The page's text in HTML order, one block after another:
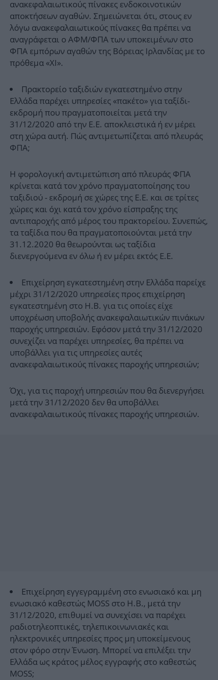
ανακεφαλαιωτικούς πίνακες ενδοκοινοτικών
αποκτήσεων αγαθών. Σημειώνεται ότι, στους εν
λόγω ανακεφαλαιωτικούς πίνακες θα πρέπει να
αναγράφεται ο ΑΦΜ/ΦΠΑ των υποκειμένων στο
ΦΠΑ εμπόρων αγαθών της Βόρειας Ιρλανδίας με το
πρόθεμα «XI».
Πρακτορείο ταξιδιών εγκατεστημένο στην
Ελλάδα παρέχει υπηρεσίες «πακέτο» για ταξίδι-
εκδρομή που πραγματοποιείται μετά την
31/12/2020 από την Ε.Ε. αποκλειστικά ή εν μέρει
στη χώρα αυτή. Πώς αντιμετωπίζεται από πλευράς
ΦΠΑ;
Η φορολογική αντιμετώπιση από πλευράς ΦΠΑ
κρίνεται κατά τον χρόνο πραγματοποίησης του
ταξιδιού - εκδρομή σε χώρες της Ε.Ε. και σε τρίτες
χώρες και όχι κατά τον χρόνο είσπραξης της
αντιπαροχής από μέρος του πρακτορείου. Συνεπώς,
τα ταξίδια που θα πραγματοποιούνται μετά την
31.12.2020 θα θεωρούνται ως ταξίδια
διενεργούμενα εν όλω ή εν μέρει εκτός Ε.Ε.
Επιχείρηση εγκατεστημένη στην Ελλάδα παρείχε
μέχρι 31/12/2020 υπηρεσίες προς επιχείρηση
εγκατεστημένη στο Η.Β. για τις οποίες είχε
υποχρέωση υποβολής ανακεφαλαιωτικών πινάκων
παροχής υπηρεσιών. Εφόσον μετά την 31/12/2020
συνεχίζει να παρέχει υπηρεσίες, θα πρέπει να
υποβάλλει για τις υπηρεσίες αυτές
ανακεφαλαιωτικούς πίνακες παροχής υπηρεσιών;
Όχι, για τις παροχή υπηρεσιών που θα διενεργήσει
μετά την 31/12/2020 δεν θα υποβάλλει
ανακεφαλαιωτικούς πίνακες παροχής υπηρεσιών.
Επιχείρηση εγγεγραμμένη στο ενωσιακό και μη
ενωσιακό καθεστώς MOSS στο Η.Β., μετά την
31/12/2020, επιθυμεί να συνεχίσει να παρέχει
ραδιοτηλεοπτικές, τηλεπικοινωνιακές και
ηλεκτρονικές υπηρεσίες προς μη υποκείμενους
στον φόρο στην Ένωση. Μπορεί να επιλέξει την
Ελλάδα ως κράτος μέλος εγγραφής στο καθεστώς
MOSS;